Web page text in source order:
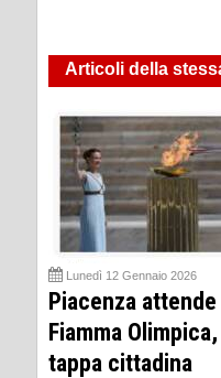
Articoli della
Lunedì 12 Gennaio 2026
Piacenza
Fiamma
tappa cittadina